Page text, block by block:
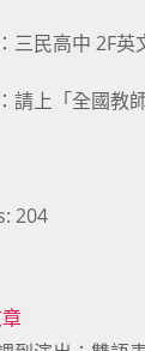
三民高中 2F英
請上「全國教
204